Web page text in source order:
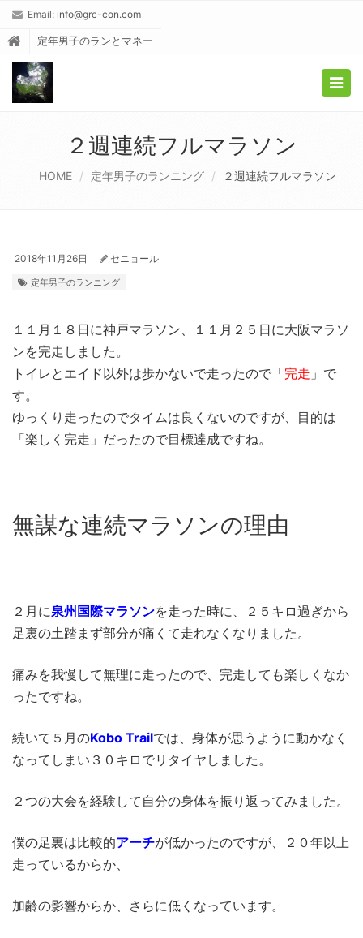
Email: info@grc-con.com
定年男子のランとマネー
２週連続フルマラソン
HOME 定年男子のランニング ２週連続フルマラソン
2018年11月26日 セニョール
定年男子のランニング
１１月１８日に神戸マラソン、１１月２５日に大阪マラソ
ンを完走しました。
トイレとエイド以外は歩かないで走ったので「完走 」で
す。
ゆっくり走ったのでタイムは良くないのですが、目的は
「楽しく完走」だったので目標達成ですね。
無謀な連続マラソンの理由
２月に泉州国際マラソンを走った時に、２５キロ過ぎから
足裏の土踏まず部分が痛くて走れなくなりました。
痛みを我慢して無理に走ったので、完走しても楽しくなか
ったですね。
続いて５月のKobo Trailでは、身体が思うように動かなく
なってしまい３０キロでリタイヤしました。
２つの大会を経験して自分の身体を振り返ってみました。
僕の足裏は比較的アーチが低かったのですが、２０年以上
走っているからか、
加齢の影響からか、さらに低くなっています。